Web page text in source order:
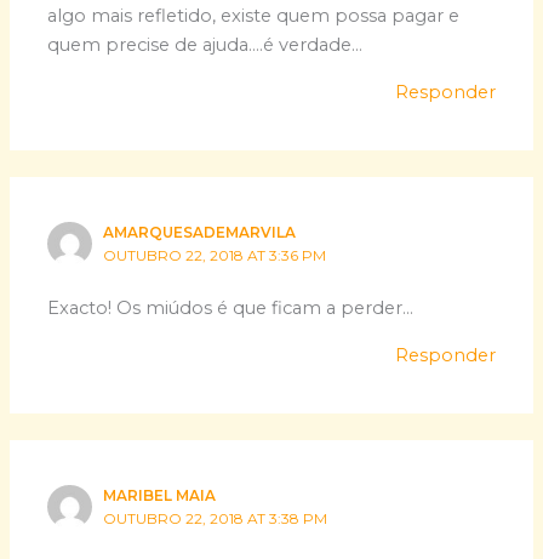
algo mais refletido, existe quem possa pagar e
quem precise de ajuda….é verdade…
Responder
AMARQUESADEMARVILA
OUTUBRO 22, 2018 AT 3:36 PM
Exacto! Os miúdos é que ficam a perder…
Responder
MARIBEL MAIA
OUTUBRO 22, 2018 AT 3:38 PM